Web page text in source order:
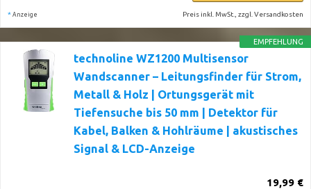
* Anzeige Preis inkl. MwSt., zzgl. Versandkosten
EMPFEHLUNG
technoline WZ1200 Multisensor
Wandscanner – Leitungsfinder für Strom,
Metall & Holz | Ortungsgerät mit
Tiefensuche bis 50 mm | Detektor für
Kabel, Balken & Hohlräume | akustisches
Signal & LCD-Anzeige
19,99 €